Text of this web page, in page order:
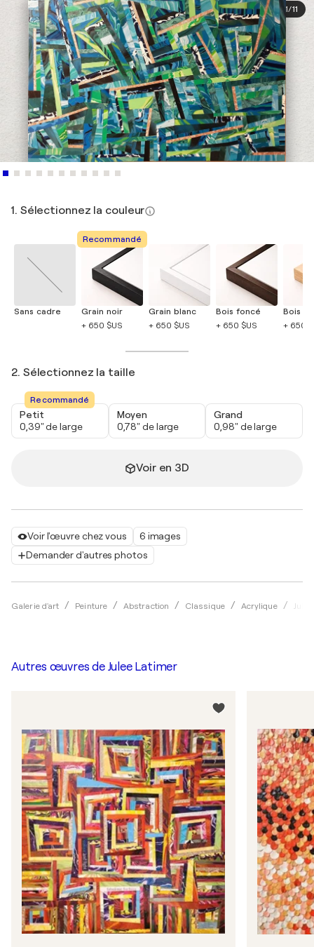
Voir l'œuvre chez vous
6 images
Demander d'autres photos
Galerie d'art Peinture Abstraction Classique Acrylique
1/11
1. Sélectionnez la couleur
Sans cadre
Recommandé
Grain noir
+ 650 $US
Grain blanc
+ 650 $US
Bois foncé
+ 650 $US
Bois
+ 650
2. Sélectionnez la taille
Recommandé
Petit
0,39" de large
Moyen
0,78" de large
Grand
0,98" de large
Voir en 3D
Autres œuvres de Julee Latimer